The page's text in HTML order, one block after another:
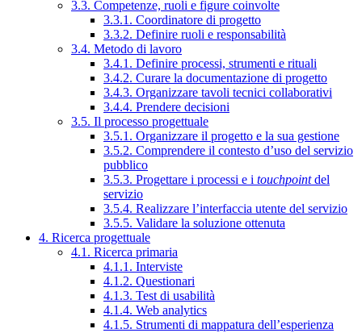
3.3. Competenze, ruoli e figure coinvolte
3.3.1. Coordinatore di progetto
3.3.2. Definire ruoli e responsabilità
3.4. Metodo di lavoro
3.4.1. Definire processi, strumenti e rituali
3.4.2. Curare la documentazione di progetto
3.4.3. Organizzare tavoli tecnici collaborativi
3.4.4. Prendere decisioni
3.5. Il processo progettuale
3.5.1. Organizzare il progetto e la sua gestione
3.5.2. Comprendere il contesto d’uso del servizio
pubblico
3.5.3. Progettare i processi e i touchpointdel
servizio
3.5.4. Realizzare l’interfaccia utente del servizio
3.5.5. Validare la soluzione ottenuta
4. Ricerca progettuale
4.1. Ricerca primaria
4.1.1. Interviste
4.1.2. Questionari
4.1.3. Test di usabilità
4.1.4. Web analytics
4.1.5. Strumenti di mappatura dell’esperienza